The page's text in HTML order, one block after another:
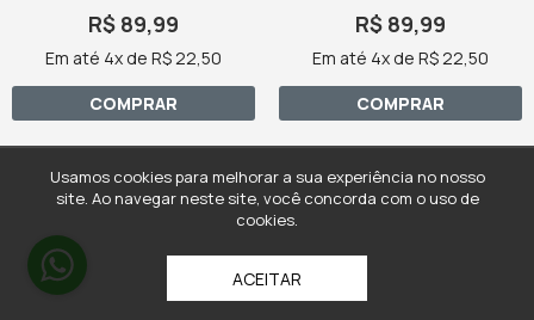
R$ 89,99
Em até 4x de R$ 22,50
COMPRAR
R$ 89,99
Em até 4x de R$ 22,50
COMPRAR
Usamos cookies para melhorar a sua experiência no nosso
site. Ao navegar neste site, você concorda com o uso de
cookies.
ACEITAR